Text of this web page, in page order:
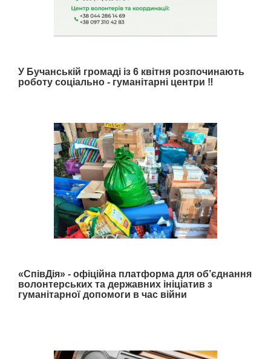
У Бучанській громаді із 6 квітня розпочинають
роботу соціально - гуманітарні центри ‼️
«СпівДія» - офіційна платформа для об’єднання
волонтерських та державних ініціатив з
гуманітарної допомоги в час війни